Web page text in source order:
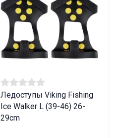
Ледоступы Viking Fishing
Ice Walker L (39-46) 26-
29cm